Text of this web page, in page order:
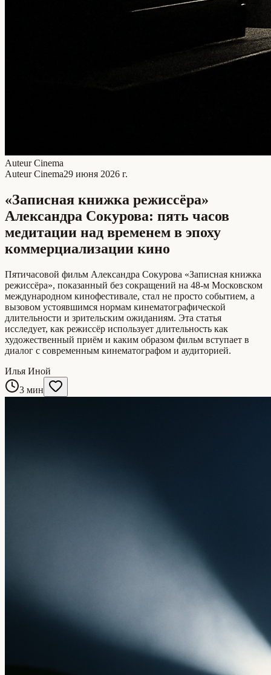
Auteur Cinema
Auteur Cinema29 июня 2026 г.
«Записная книжка режиссёра»
Александра Сокурова: пять часов
медитации над временем в эпоху
коммерциализации кино
Пятичасовой фильм Александра Сокурова «Записная книжка
режиссёра», показанный без сокращений на 48-м Московском
международном кинофестивале, стал не просто событием, а
вызовом устоявшимся нормам кинематографической
длительности и зрительским ожиданиям. Эта статья
исследует, как режиссёр использует длительность как
художественный приём и каким образом фильм вступает в
диалог с современным кинематографом и аудиторией.
Илья Иной
3 мин